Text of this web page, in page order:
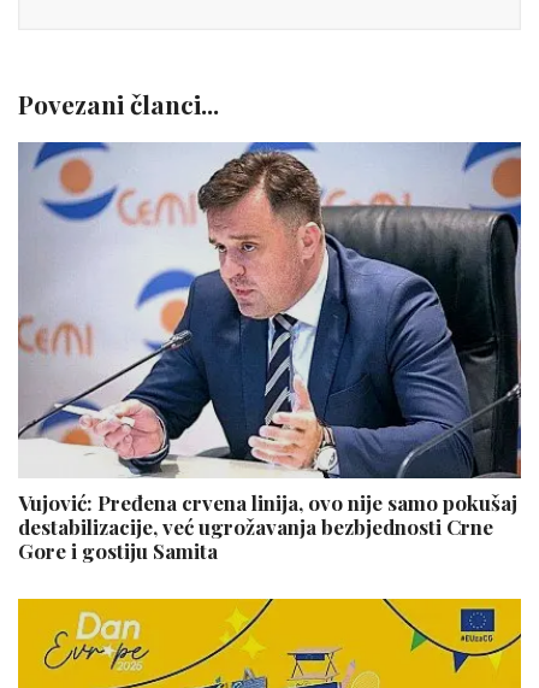
Povezani članci...
Vujović: Pređena crvena linija, ovo nije samo pokušaj
destabilizacije, već ugrožavanja bezbjednosti Crne
Gore i gostiju Samita